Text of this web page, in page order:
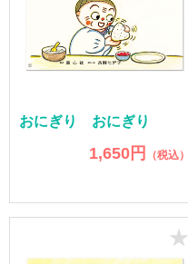
おにぎり おにぎり
1,650円 （税込）
★